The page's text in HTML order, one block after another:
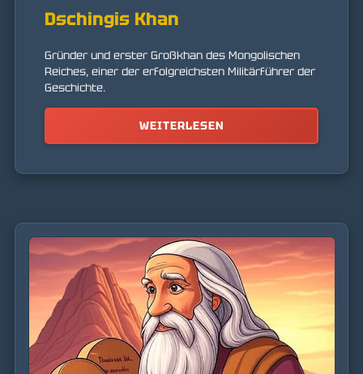
Dschingis Khan
Gründer und erster Großkhan des Mongolischen
Reiches, einer der erfolgreichsten Militärführer der
Geschichte.
WEITERLESEN